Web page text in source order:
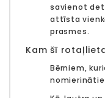
savienot
attīsta
prasmes.
Kam šī
Bērniem,